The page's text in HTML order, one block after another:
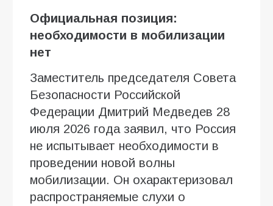
Официальная позиция:
необходимости в мобилизации
нет
Заместитель председателя Совета
Безопасности Российской
Федерации Дмитрий Медведев 28
июля 2026 года заявил, что Россия
не испытывает необходимости в
проведении новой волны
мобилизации. Он охарактеризовал
распространяемые слухи о